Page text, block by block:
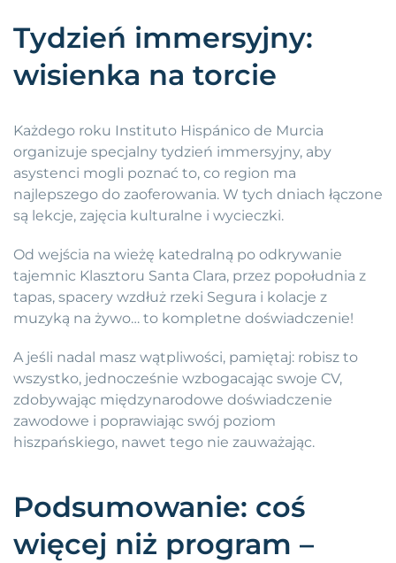
Tydzień immersyjny:
wisienka na torcie
Każdego roku Instituto Hispánico de Murcia
organizuje specjalny tydzień immersyjny, aby
asystenci mogli poznać to, co region ma
najlepszego do zaoferowania. W tych dniach łączone
są lekcje, zajęcia kulturalne i wycieczki.
Od wejścia na wieżę katedralną po odkrywanie
tajemnic Klasztoru Santa Clara, przez popołudnia z
tapas, spacery wzdłuż rzeki Segura i kolacje z
muzyką na żywo… to kompletne doświadczenie!
A jeśli nadal masz wątpliwości, pamiętaj: robisz to
wszystko, jednocześnie wzbogacając swoje CV,
zdobywając międzynarodowe doświadczenie
zawodowe i poprawiając swój poziom
hiszpańskiego, nawet tego nie zauważając.
Podsumowanie: coś
więcej niż program –